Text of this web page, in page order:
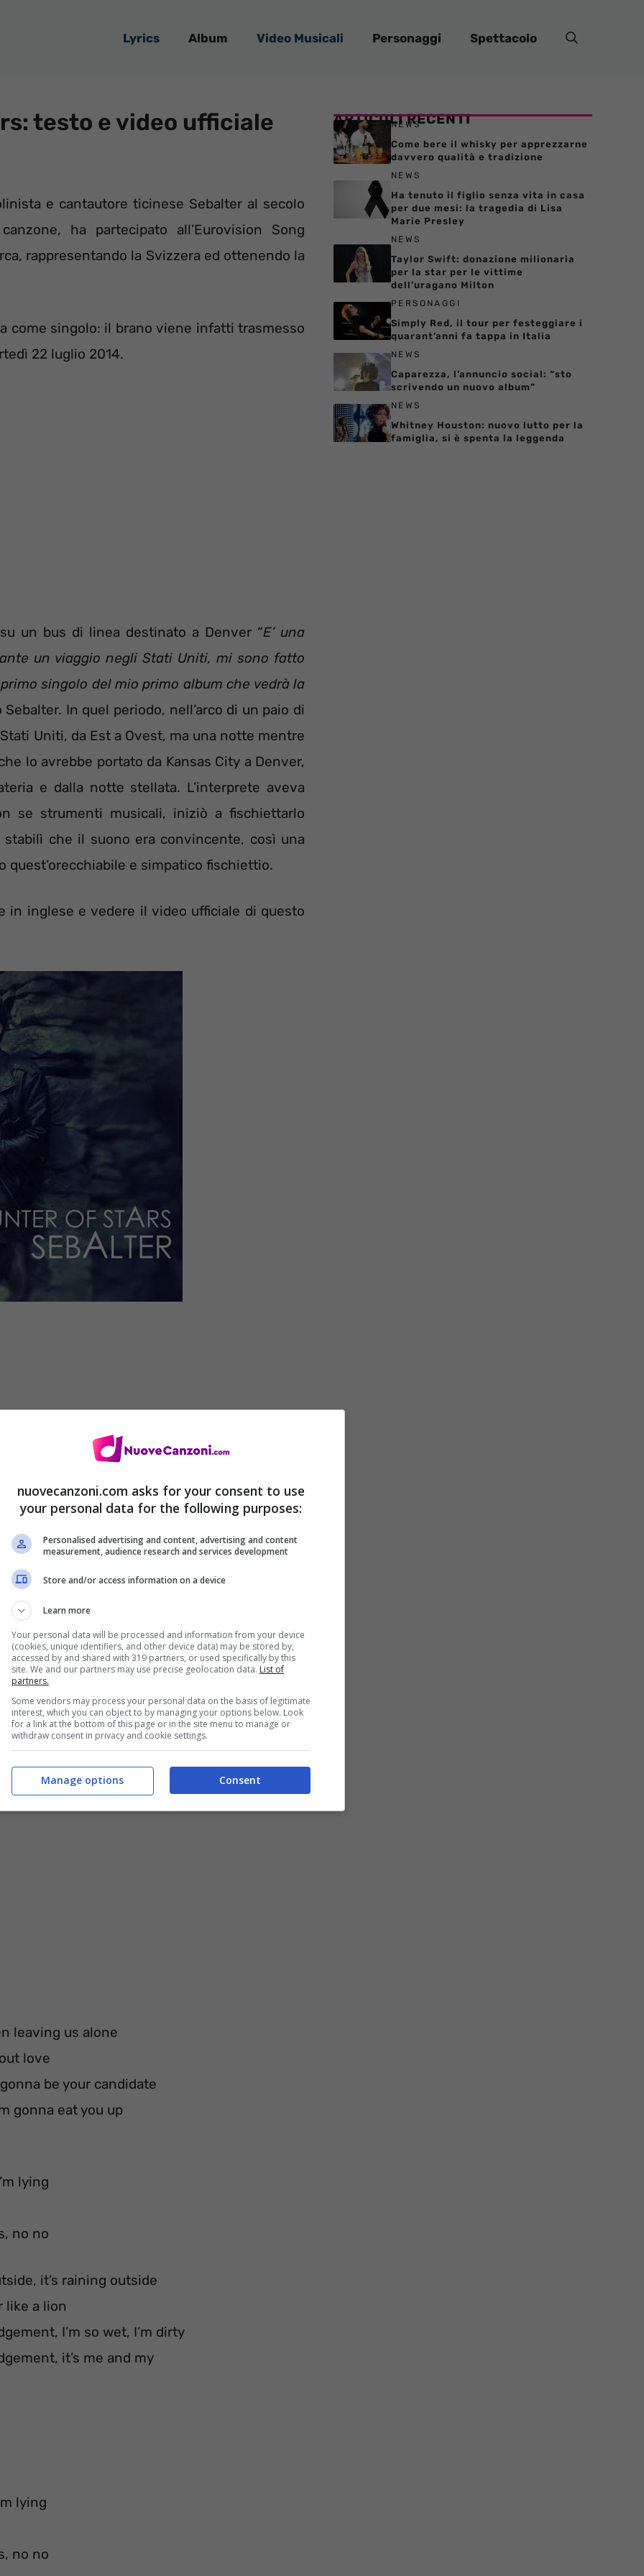
Lyrics Album Video Musicali Personaggi Spettacolo
testo e video ufficiale
e cantautore ticinese Sebalter al secolo
ha partecipato all’Eurovision Song
rappresentando la Svizzera ed ottenendo la
come singolo: il brano viene infatti trasmesso
22 luglio 2014.
un bus di linea destinato a Denver “E’ una
un viaggio negli Stati Uniti, mi sono fatto
singolo del mio primo album che vedrà la
Sebalter. In quel periodo, nell’arco di un paio di
Uniti, da Est a Ovest, ma una notte mentre
lo avrebbe portato da Kansas City a Denver,
e dalla notte stellata. L’interprete aveva
se strumenti musicali, iniziò a fischiettarlo
che il suono era convincente, così una
e simpatico fischiettio.
in inglese e vedere il video ufficiale di questo
Lessi
only one choice
much beauty, oh yes we can
that often fades away in the night
is no place for you tonight
lying
no no
leaving us alone
love
be your candidate
gonna eat you up
lying
no no
it’s raining outside
like a lion
I’m so wet, I’m dirty
it’s me and my
lying
no no
ARTICOLI RECENTI
NEWS
Come bere il whisky per apprezzarne
davvero qualità e tradizione
NEWS
Ha tenuto il figlio senza vita in casa
per due mesi: la tragedia di Lisa
Marie Presley
NEWS
Taylor Swift: donazione milionaria
per la star per le vittime
dell’uragano Milton
PERSONAGGI
Simply Red, il tour per festeggiare i
quarant’anni fa tappa in Italia
NEWS
Caparezza, l’annuncio social: “sto
scrivendo un nuovo album”
NEWS
Whitney Houston: nuovo lutto per la
famiglia, si è spenta la leggenda
nuovecanzoni.com asks for your consent to use
your personal data for the following purposes:
Personalised advertising and content, advertising and content
measurement, audience research and services development
Store and/or access information on a device
Learn more
Your personal data will be processed and information from your device
(cookies, unique identifiers, and other device data) may be stored by,
accessed by and shared with 319 partners, or used specifically by this
site. We and our partners may use precise geolocation data. List of
partners.
Some vendors may process your personal data on the basis of legitimate
interest, which you can object to by managing your options below. Look
for a link at the bottom of this page or in the site menu to manage or
withdraw consent in privacy and cookie settings.
Consent
Manage options